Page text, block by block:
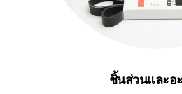
ชิ้นส่วนและอ